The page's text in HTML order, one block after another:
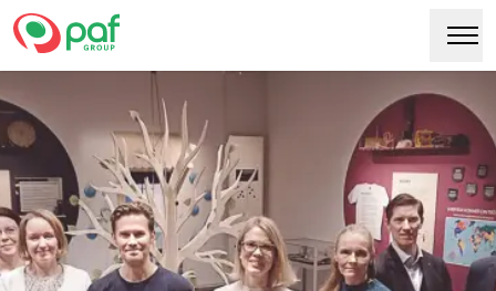
Hoppa
till
huvudinnehåll
Paf